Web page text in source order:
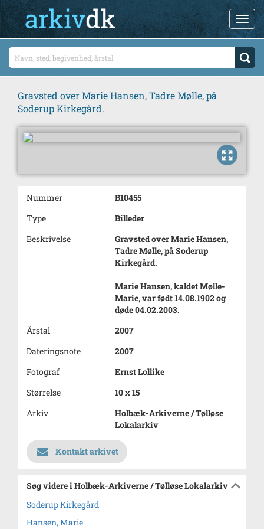
Gravsted over Marie Hansen, Tadre Mølle, på
Soderup Kirkegård.
Nummer
B10455
Type
Billeder
Beskrivelse
Gravsted over Marie Hansen,
Tadre Mølle, på Soderup
Kirkegård.
Marie Hansen, kaldet Mølle-
Marie, var født 14.08.1902 og
døde 04.02.2003.
Årstal
2007
Dateringsnote
2007
Fotograf
Ernst Lollike
Størrelse
10 x 15
Arkiv
Holbæk-Arkiverne / Tølløse
Lokalarkiv
Kontakt arkivet
Søg videre i Holbæk-Arkiverne / Tølløse Lokalarkiv
Soderup Kirkegård
Hansen, Marie